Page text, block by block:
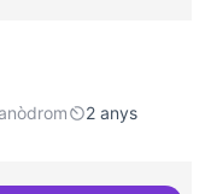
2 anys